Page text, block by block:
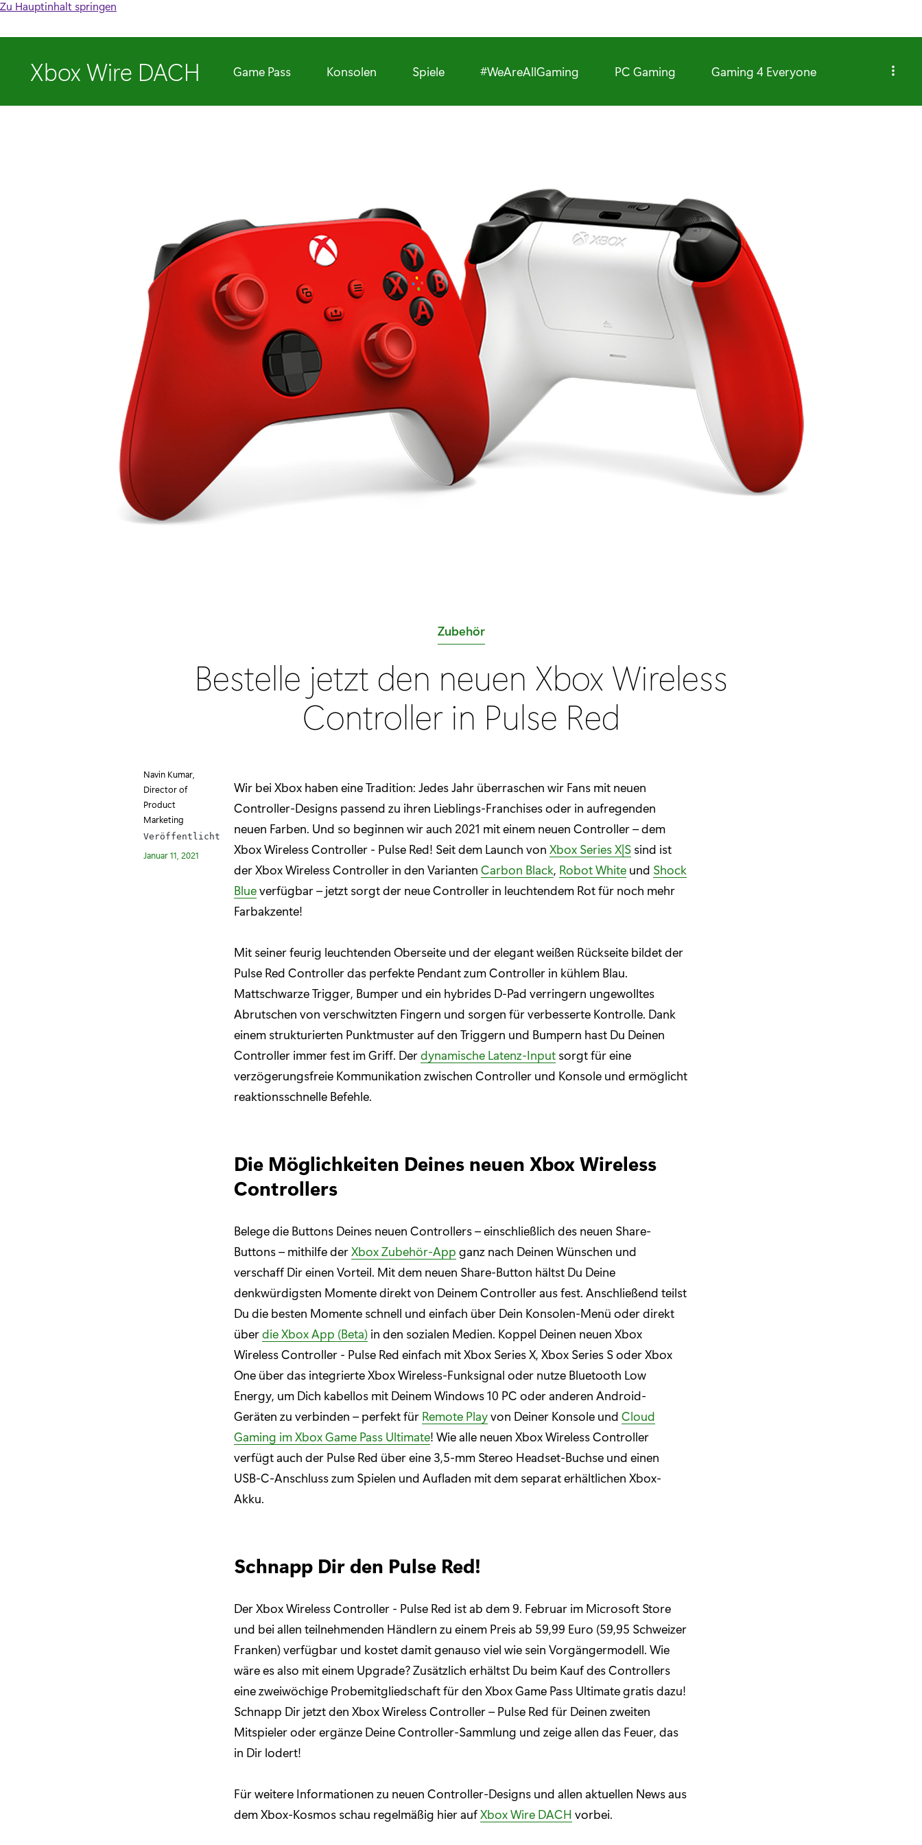
Zu Hauptinhalt springen
Xbox Wire DACH Game Pass Konsolen Spiele #WeAreAllGaming PC Gaming Gaming 4 Everyone
K
t
e
g
e
:
Zubehör
Bestelle jetzt den neuen Xbox Wireless
Controller in Pulse Red
Navin Kumar,
Director of
Product
Marketing
Veröffentlicht
Januar 11, 2021
Wir bei Xbox haben eine Tradition: Jedes Jahr überraschen wir Fans mit neuen
Controller-Designs passend zu ihren Lieblings-Franchises oder in aufregenden
neuen Farben. Und so beginnen wir auch 2021 mit einem neuen Controller – dem
Xbox Wireless Controller - Pulse Red! Seit dem Launch von Xbox Series X|S sind ist
der Xbox Wireless Controller in den Varianten Carbon Black, Robot White und Shock
Blueverfügbar – jetzt sorgt der neue Controller in leuchtendem Rot für noch mehr
Farbakzente!
Mit seiner feurig leuchtenden Oberseite und der elegant weißen Rückseite bildet der
Pulse Red Controller das perfekte Pendant zum Controller in kühlem Blau.
Mattschwarze Trigger, Bumper und ein hybrides D-Pad verringern ungewolltes
Abrutschen von verschwitzten Fingern und sorgen für verbesserte Kontrolle. Dank
einem strukturierten Punktmuster auf den Triggern und Bumpern hast Du Deinen
Controller immer fest im Griff. Derdynamische Latenz-Input sorgt für eine
verzögerungsfreie Kommunikation zwischen Controller und Konsole und ermöglicht
reaktionsschnelle Befehle.
Die Möglichkeiten Deines neuen Xbox Wireless
Controllers
Belege die Buttons Deines neuen Controllers – einschließlich des neuen Share-
Buttons – mithilfe derXbox Zubehör-App ganz nach Deinen Wünschen und
verschaff Dir einen Vorteil. Mit dem neuen Share-Button hältst Du Deine
denkwürdigsten Momente direkt von Deinem Controller aus fest. Anschließend teilst
Du die besten Momente schnell und einfach über Dein Konsolen-Menü oder direkt
überdie Xbox App (Beta) in den sozialen Medien. Koppel Deinen neuen Xbox
Wireless Controller - Pulse Red einfach mit Xbox Series X, Xbox Series S oder Xbox
One über das integrierte Xbox Wireless-Funksignal oder nutze Bluetooth Low
Energy, um Dich kabellos mit Deinem Windows 10 PC oder anderen Android-
Geräten zu verbinden – perfekt für Remote Playvon Deiner Konsole und Cloud
Gaming im Xbox Game Pass Ultimate! Wie alle neuen Xbox Wireless Controller
verfügt auch der Pulse Red über eine 3,5-mm Stereo Headset-Buchse und einen
USB-C-Anschluss zum Spielen und Aufladen mit dem separat erhältlichen Xbox-
Akku.
Schnapp Dir den Pulse Red!
Der Xbox Wireless Controller - Pulse Red ist ab dem 9. Februar im Microsoft Store
und bei allen teilnehmenden Händlern zu einem Preis ab 59,99 Euro (59,95 Schweizer
Franken) verfügbar und kostet damit genauso viel wie sein Vorgängermodell. Wie
wäre es also mit einem Upgrade? Zusätzlich erhältst Du beim Kauf des Controllers
eine zweiwöchige Probemitgliedschaft für den Xbox Game Pass Ultimate gratis dazu!
Schnapp Dir jetzt den Xbox Wireless Controller – Pulse Red für Deinen zweiten
Mitspieler oder ergänze Deine Controller-Sammlung und zeige allen das Feuer, das
in Dir lodert!
Für weitere Informationen zu neuen Controller-Designs und allen aktuellen News aus
dem Xbox-Kosmos schau regelmäßig hier aufXbox Wire DACH vorbei.